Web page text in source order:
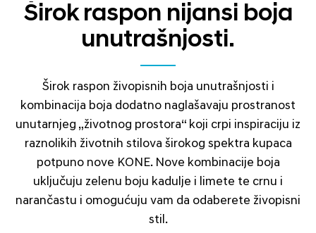
Širok raspon nijansi boja
unutrašnjosti.
Širok raspon živopisnih boja unutrašnjosti i
kombinacija boja dodatno naglašavaju prostranost
unutarnjeg „životnog prostora“ koji crpi inspiraciju iz
raznolikih životnih stilova širokog spektra kupaca
potpuno nove KONE. Nove kombinacije boja
uključuju zelenu boju kadulje i limete te crnu i
narančastu i omogućuju vam da odaberete živopisni
stil.